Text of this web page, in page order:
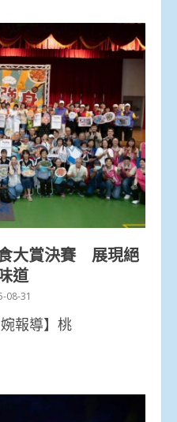
食大賞決賽 展現絕
道
08-31
報導】桃